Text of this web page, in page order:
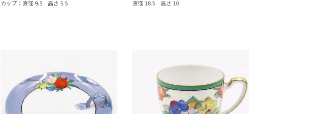
カップ：直径 9.5 高さ 5.5 直径 18.5 高さ 10